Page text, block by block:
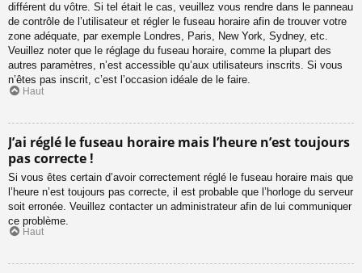
différent du vôtre. Si tel était le cas, veuillez vous rendre dans le panneau
de contrôle de l’utilisateur et régler le fuseau horaire afin de trouver votre
zone adéquate, par exemple Londres, Paris, New York, Sydney, etc.
Veuillez noter que le réglage du fuseau horaire, comme la plupart des
autres paramètres, n’est accessible qu’aux utilisateurs inscrits. Si vous
n’êtes pas inscrit, c’est l’occasion idéale de le faire.
Haut
J’ai réglé le fuseau horaire mais l’heure n’est toujours
pas correcte !
Si vous êtes certain d’avoir correctement réglé le fuseau horaire mais que
l’heure n’est toujours pas correcte, il est probable que l’horloge du serveur
soit erronée. Veuillez contacter un administrateur afin de lui communiquer
ce problème.
Haut